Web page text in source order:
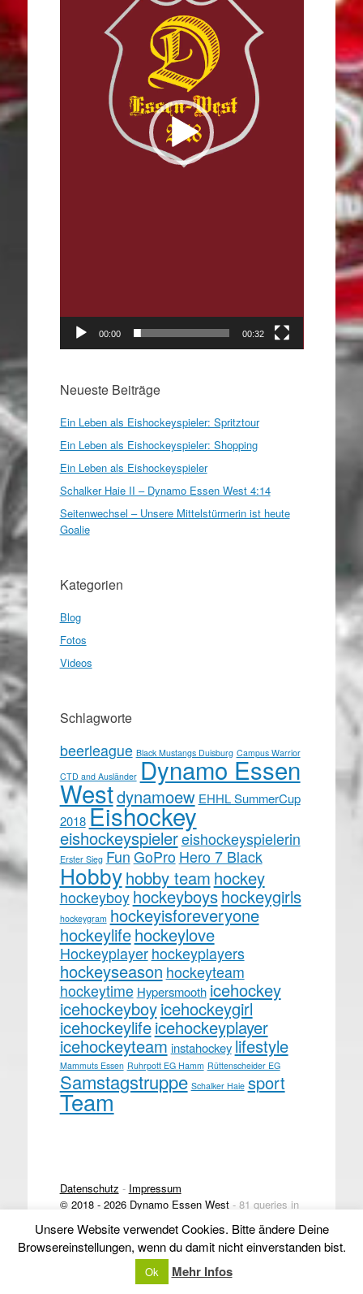
00:00 00:32
Neueste Beiträge
Ein Leben als Eishockeyspieler: Spritztour
Ein Leben als Eishockeyspieler: Shopping
Ein Leben als Eishockeyspieler
Schalker Haie II – Dynamo Essen West 4:14
Seitenwechsel – Unsere Mittelstürmerin ist heute
Goalie
Kategorien
Blog
Fotos
Videos
Schlagworte
beerleague Black Mustangs Duisburg Campus Warrior
CTD and Ausländer Dynamo Essen
Westdynamoew EHHL SummerCup
2018Eishockey
eishockeyspielereishockeyspielerin
Erster Sieg Fun GoPro Hero 7 Black
Hobbyhobby team hockey
hockeyboy hockeyboyshockeygirls
hockeygram hockeyisforeveryone
hockeylifehockeylove
Hockeyplayer hockeyplayers
hockeyseason hockeyteam
hockeytime Hypersmooth icehockey
icehockeyboyicehockeygirl
icehockeylifeicehockeyplayer
icehockeyteam instahockey lifestyle
Mammuts Essen Ruhrpott EG Hamm Rüttenscheider EG
Samstagstruppe Schalker Haie sport
Team
Datenschutz - Impressum
© 2018 - 2026 Dynamo Essen West - 81 queries in
Unsere Website verwendet Cookies. Bitte ändere Deine
Browsereinstellungen, wenn du damit nicht einverstanden bist.
Ok Mehr Infos